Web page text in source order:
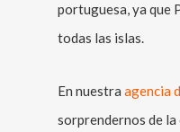
portuguesa, ya
todas las islas.
En nuestra agencia
sorprendernos de la